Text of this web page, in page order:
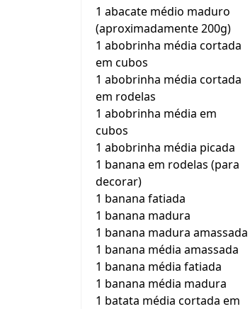
1 abacate médio maduro
(aproximadamente 200g)
1 abobrinha média cortada
em cubos
1 abobrinha média cortada
em rodelas
1 abobrinha média em
cubos
1 abobrinha média picada
1 banana em rodelas (para
decorar)
1 banana fatiada
1 banana madura
1 banana madura amassada
1 banana média amassada
1 banana média fatiada
1 banana média madura
1 batata média cortada em